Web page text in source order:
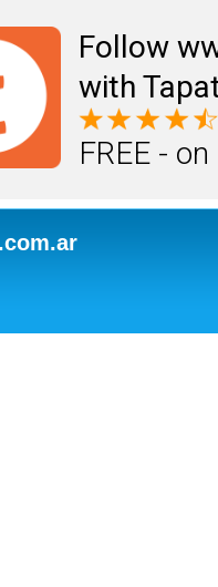
Follow
with
FREE -